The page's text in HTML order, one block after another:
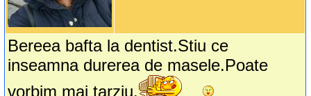
Bereea bafta la dentist.Stiu ce
inseamna durerea de masele.Poate
vorbim mai tarziu.